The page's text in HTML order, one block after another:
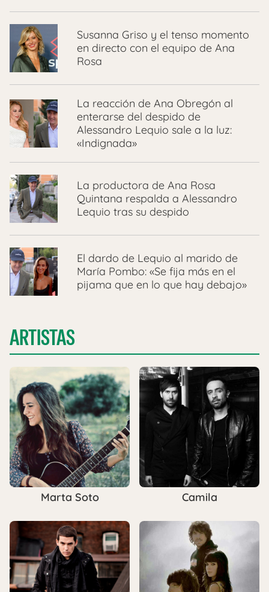
Susanna Griso y el tenso momento
en directo con el equipo de Ana
Rosa
La reacción de Ana Obregón al
enterarse del despido de
Alessandro Lequio sale a la luz:
«Indignada»
La productora de Ana Rosa
Quintana respalda a Alessandro
Lequio tras su despido
El dardo de Lequio al marido de
María Pombo: «Se fija más en el
pijama que en lo que hay debajo»
ARTISTAS
Marta Soto Camila